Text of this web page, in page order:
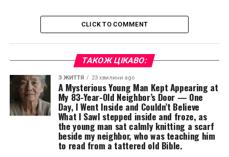
CLICK TO COMMENT
ТАКОЖ ЦІКАВО:
З ЖИТТЯ 23 хвилини ago
A Mysterious Young Man Kept Appearing at
My 83-Year-Old Neighbor’s Door — One
Day, I Went Inside and Couldn’t Believe
What I SawI stepped inside and froze, as
the young man sat calmly knitting a scarf
beside my neighbor, who was teaching him
to read from a tattered old Bible.